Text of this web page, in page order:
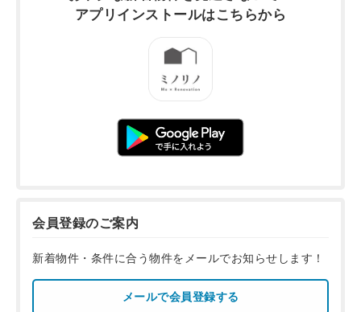
アプリインストールはこちらから
会員登録のご案内
新着物件・条件に合う物件をメールでお知らせします！
メールで会員登録する